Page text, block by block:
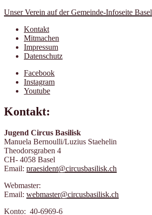
Unser Verein auf der Gemeinde-Infoseite Basel
Kontakt
Mitmachen
Impressum
Datenschutz
Facebook
Instagram
Youtube
Kontakt:
Jugend Circus Basilisk
Manuela Bernoulli/Luzius Staehelin
Theodorsgraben 4
CH- 4058 Basel
Email: praesident@circusbasilisk.ch
Webmaster:
Email: webmaster@circusbasilisk.ch
Konto: 40-6969-6